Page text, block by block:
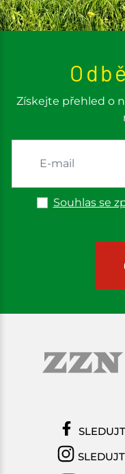
Získejte přehled o
Souhlas se